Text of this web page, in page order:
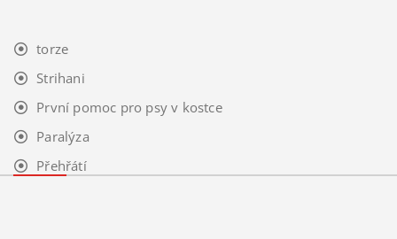
torze
Strihani
První pomoc pro psy v kostce
Paralýza
Přehřátí